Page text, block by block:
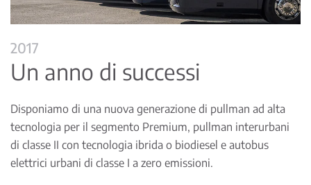
2017
Un anno di successi
Disponiamo di una nuova generazione di pullman ad alta
tecnologia per il segmento Premium, pullman interurbani
di classe II con tecnologia ibrida o biodiesel e autobus
elettrici urbani di classe I a zero emissioni.